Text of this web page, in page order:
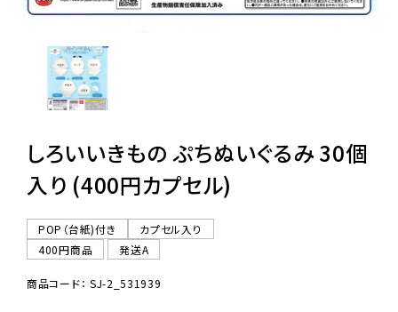
06-6282-7659
しろいいきもの ぷちぬいぐるみ 30個
入り (400円カプセル)
POP（台紙)付き
カプセル入り
400円商品
発送A
商品コード： SJ-2_531939